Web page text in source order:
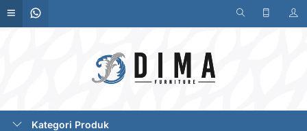
Kategori Produk